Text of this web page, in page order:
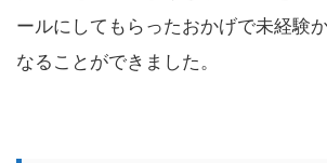
ールにしてもらったおかげで未経験
なることができました。